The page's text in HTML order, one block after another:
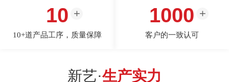
10
10+道产品工序，质量保障
1000
客户的一致认可
新艺·生产实力